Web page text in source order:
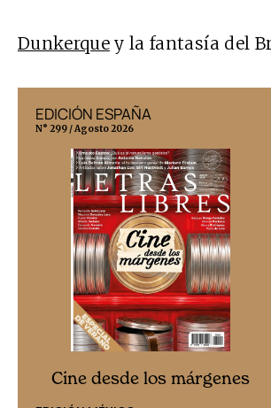
Dunkerque y la fantasía del
EDICIÓN ESPAÑA
N° 299 / Agosto 2026
Cine desde los márgenes